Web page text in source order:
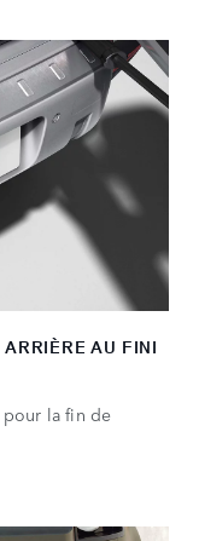
AU FINI
pour la fin de